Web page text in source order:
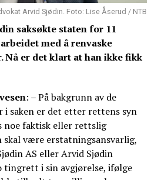
Arvid Sjødin. Foto: Lise Åserud / NTB
saksøkte staten for 11
med å renvaske
Nå er det klart at han ikke fikk
: – På bakgrunn av de
saken er det etter rettens syn
noe faktisk eller rettslig
være erstatningsansvarlig,
AS eller Arvid Sjødin
tingrett i sin avgjørelse, ifølge